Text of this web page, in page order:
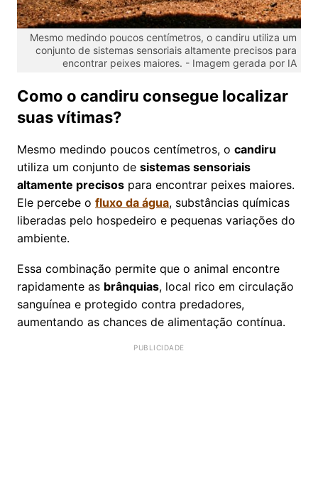
Mesmo medindo poucos centímetros, o candiru utiliza um
conjunto de sistemas sensoriais altamente precisos para
encontrar peixes maiores. - Imagem gerada por IA
Como o candiru consegue localizar
suas vítimas?
Mesmo medindo poucos centímetros, o candiru
utiliza um conjunto de sistemas sensoriais
altamente precisos para encontrar peixes maiores.
Ele percebe o fluxo da água, substâncias químicas
liberadas pelo hospedeiro e pequenas variações do
ambiente.
Essa combinação permite que o animal encontre
rapidamente as brânquias, local rico em circulação
sanguínea e protegido contra predadores,
aumentando as chances de alimentação contínua.